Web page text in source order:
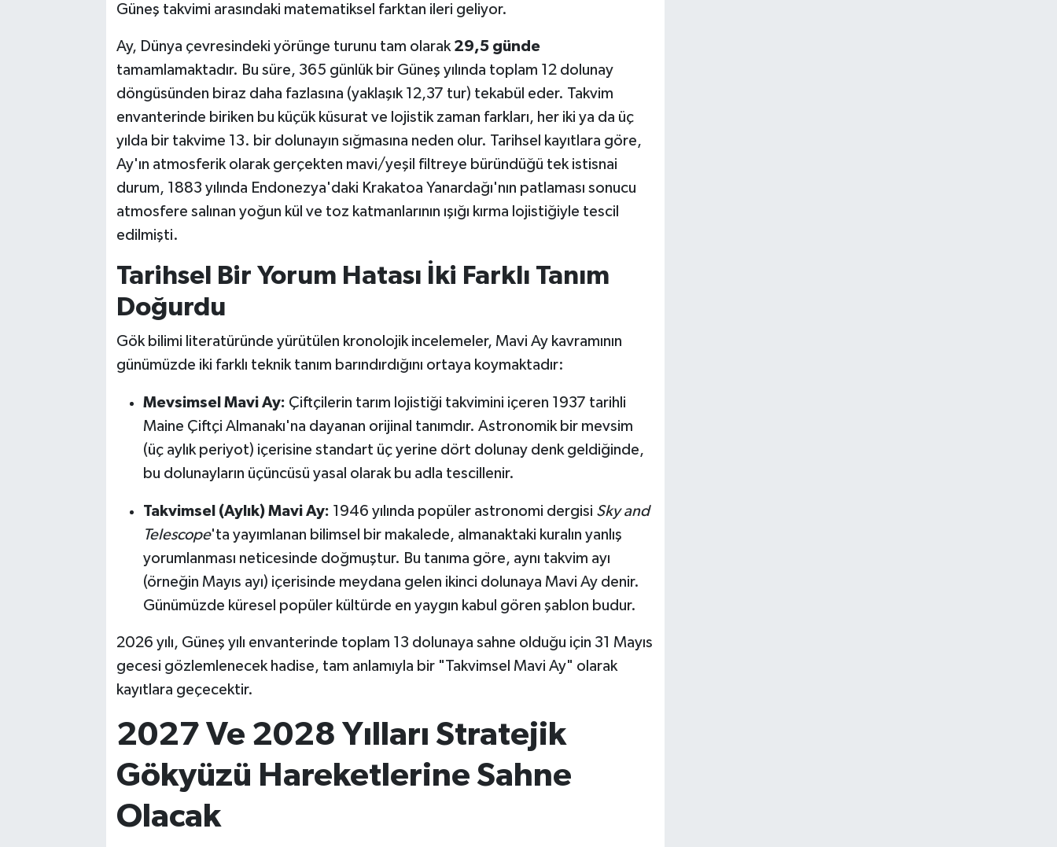
Güneş takvimi arasındaki matematiksel farktan ileri geliyor.
Ay, Dünya çevresindeki yörünge turunu tam olarak 29,5 günde
tamamlamaktadır. Bu süre, 365 günlük bir Güneş yılında toplam 12 dolunay
döngüsünden biraz daha fazlasına (yaklaşık 12,37 tur) tekabül eder. Takvim
envanterinde biriken bu küçük küsurat ve lojistik zaman farkları, her iki ya da üç
yılda bir takvime 13. bir dolunayın sığmasına neden olur. Tarihsel kayıtlara göre,
Ay'ın atmosferik olarak gerçekten mavi/yeşil filtreye büründüğü tek istisnai
durum, 1883 yılında Endonezya'daki Krakatoa Yanardağı'nın patlaması sonucu
atmosfere salınan yoğun kül ve toz katmanlarının ışığı kırma lojistiğiyle tescil
edilmişti.
Tarihsel Bir Yorum Hatası İki Farklı Tanım
Doğurdu
Gök bilimi literatüründe yürütülen kronolojik incelemeler, Mavi Ay kavramının
günümüzde iki farklı teknik tanım barındırdığını ortaya koymaktadır:
Mevsimsel Mavi Ay: Çiftçilerin tarım lojistiği takvimini içeren 1937 tarihli
Maine Çiftçi Almanakı'na dayanan orijinal tanımdır. Astronomik bir mevsim
(üç aylık periyot) içerisine standart üç yerine dört dolunay denk geldiğinde,
bu dolunayların üçüncüsü yasal olarak bu adla tescillenir.
Takvimsel (Aylık) Mavi Ay: 1946 yılında popüler astronomi dergisi Sky and
Telescope'ta yayımlanan bilimsel bir makalede, almanaktaki kuralın yanlış
yorumlanması neticesinde doğmuştur. Bu tanıma göre, aynı takvim ayı
(örneğin Mayıs ayı) içerisinde meydana gelen ikinci dolunaya Mavi Ay denir.
Günümüzde küresel popüler kültürde en yaygın kabul gören şablon budur.
2026 yılı, Güneş yılı envanterinde toplam 13 dolunaya sahne olduğu için 31 Mayıs
gecesi gözlemlenecek hadise, tam anlamıyla bir "Takvimsel Mavi Ay" olarak
kayıtlara geçecektir.
2027 Ve 2028 Yılları Stratejik
Gökyüzü Hareketlerine Sahne
Olacak